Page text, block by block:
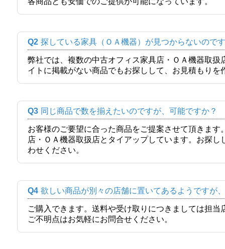
Q2 探している家具（ＯＡ機器）が見つからないので
弊社では、複数の中古オフィス家具店・ＯＡ機器取
イトに掲載がない商品でもお探しして、お見積もりを
Q3 同じ商品で数を揃えたいのですが、可能ですか？
お客様のご要望に合った商品をご提案させて頂きま
店・ＯＡ機器取扱店とタイアップしています。お探
わせください。
Q4 欲しい商品が別々の店舗に置いてあるようですが
ご購入できます。送料や受け取りにつきましては担
ご不明点はお気軽にお問合せください。